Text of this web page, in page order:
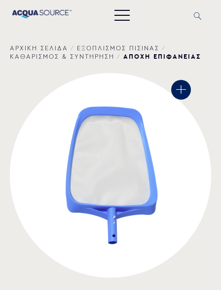
ΑΡΧΙΚΗ ΣΕΛΙΔΑ / ΕΞΟΠΛΙΣΜΟΣ ΠΙΣΙΝΑΣ /
ΚΑΘΑΡΙΣΜΟΣ & ΣΥΝΤΗΡΗΣΗ / ΑΠΟΧΗ ΕΠΙΦΑΝΕΙΑΣ